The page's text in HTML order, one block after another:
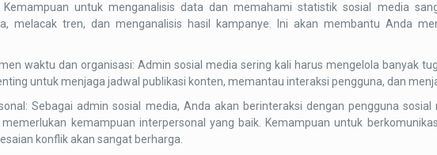
Kemampuan untuk menganalisis data dan memahami statistik sosial media
melacak tren, dan menganalisis hasil kampanye. Ini akan membantu Anda
waktu dan organisasi: Admin sosial media sering kali harus mengelola banyak
untuk menjaga jadwal publikasi konten, memantau interaksi pengguna, dan
Sebagai admin sosial media, Anda akan berinteraksi dengan pengguna
kemampuan interpersonal yang baik. Kemampuan untuk
konflik akan sangat berharga.